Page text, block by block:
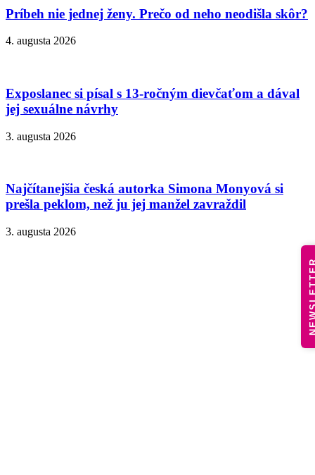
Príbeh nie jednej ženy. Prečo od neho neodišla skôr?
4. augusta 2026
Exposlanec si písal s 13-ročným dievčaťom a dával
jej sexuálne návrhy
3. augusta 2026
Najčítanejšia česká autorka Simona Monyová si
prešla peklom, než ju jej manžel zavraždil
3. augusta 2026